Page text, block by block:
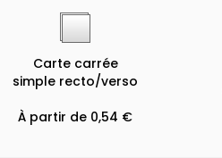
Carte carrée
simple recto/verso
À partir de 0,54 €